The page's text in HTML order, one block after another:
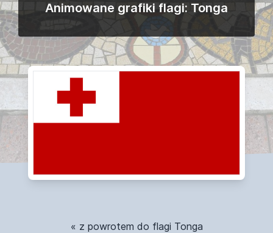
Animowane grafiki flagi: Tonga
« z powrotem do flagi Tonga